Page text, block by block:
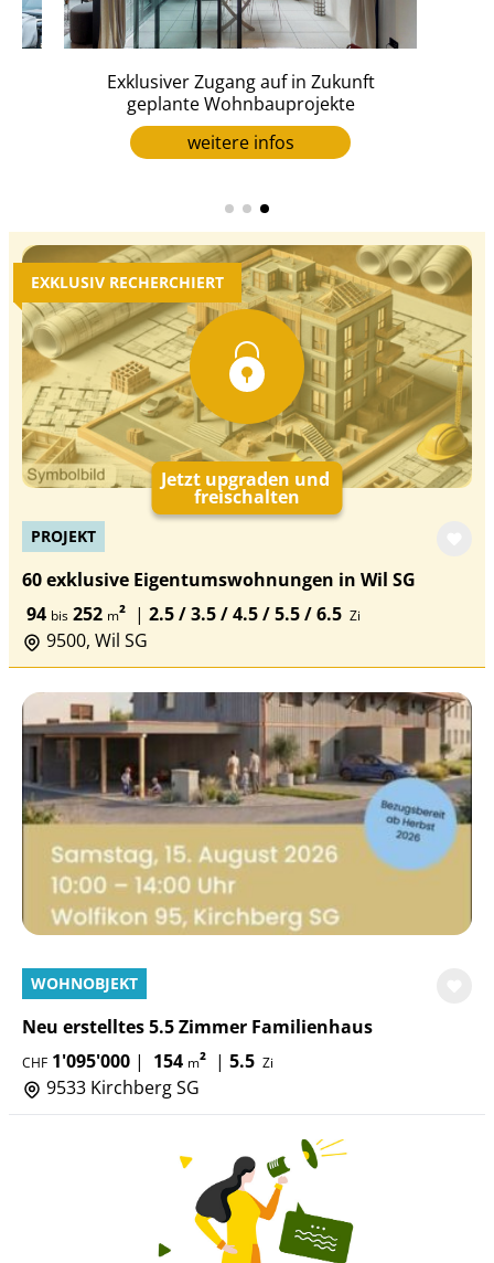
Exklusiver Zugang auf in Zukunft
geplante Wohnbauprojekte
weitere infos
EXKLUSIV RECHERCHIERT
Jetzt upgraden und
freischalten
PROJEKT
60 exklusive Eigentumswohnungen in Wil SG
94 bis 252 m² | 2.5 / 3.5 / 4.5 / 5.5 / 6.5 Zi
9500, Wil SG
WOHNOBJEKT
Neu erstelltes 5.5 Zimmer Familienhaus
CHF 1'095'000 | 154 m² | 5.5 Zi
9533 Kirchberg SG